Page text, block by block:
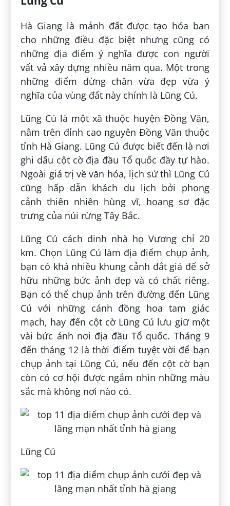
Hà Giang là mảnh đất được tạo hóa ban
cho những điều đặc biệt nhưng cũng có
những địa điểm ý nghĩa được con người
vất vả xây dựng nhiều năm qua. Một trong
những điểm dừng chân vừa đẹp vừa ý
nghĩa của vùng đất này chính là Lũng Cú.
Lũng Cú là một xã thuộc huyện Đồng Văn,
nằm trên đỉnh cao nguyên Đồng Văn thuộc
tỉnh Hà Giang. Lũng Cú được biết đến là nơi
ghi dấu cột cờ địa đầu Tổ quốc đầy tự hào.
Ngoài giá trị về văn hóa, lịch sử thì Lũng Cú
cũng hấp dẫn khách du lịch bởi phong
cảnh thiên nhiên hùng vĩ, hoang sơ đặc
trưng của núi rừng Tây Bắc.
Lũng Cú cách dinh nhà họ Vương chỉ 20
km. Chọn Lũng Cú làm địa điểm chụp ảnh,
bạn có khá nhiều khung cảnh đắt giá để sở
hữu những bức ảnh đẹp và có chất riêng.
Bạn có thể chụp ảnh trên đường đến Lũng
Cú với những cánh đồng hoa tam giác
mạch, hay đến cột cờ Lũng Cú lưu giữ một
vài bức ảnh nơi địa đầu Tổ quốc. Tháng 9
đến tháng 12 là thời điểm tuyệt vời để bạn
chụp ảnh tại Lũng Cú, nếu đến cột cờ bạn
còn có cơ hội được ngắm nhìn những màu
sắc mà không nơi nào có.
Lũng Cú